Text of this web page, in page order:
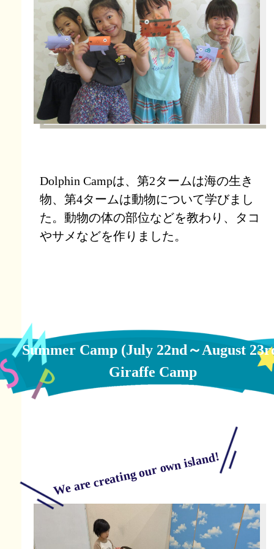
Dolphin Campは、第2タームは海の生き
物、第4タームは動物について学びまし
た。動物の体の部位などを教わり、タコ
やサメなどを作りました。
Summer Camp (July 22nd～August
Giraffe Camp
We are creating our own island!